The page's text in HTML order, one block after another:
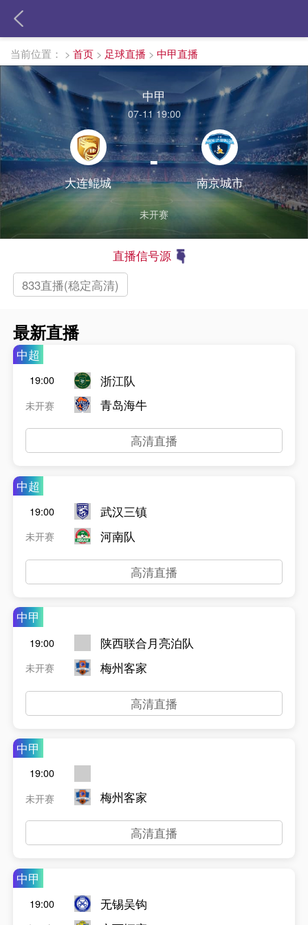
当前位置： > 首页 > 足球直播 > 中甲直播
中甲
07-11 19:00
大连鲲城
-
南京城市
未开赛
直播信号源
833直播(稳定高清)
最新直播
中超
19:00
未开赛
浙江队
青岛海牛
高清直播
中超
19:00
未开赛
武汉三镇
河南队
高清直播
中甲
19:00
未开赛
陕西联合月亮泊队
梅州客家
高清直播
中甲
19:00
未开赛
梅州客家
高清直播
中甲
19:00
无锡吴钩